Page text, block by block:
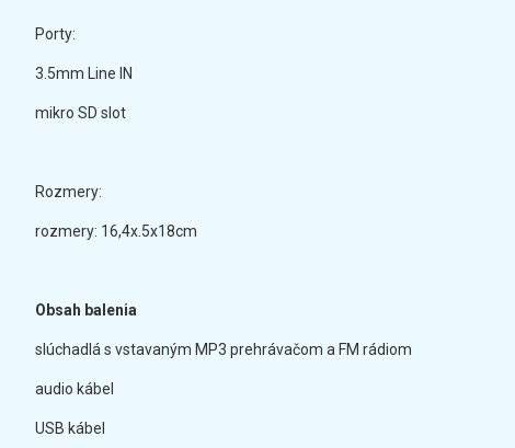
Porty:
3.5mm Line IN
mikro SD slot
Rozmery:
rozmery: 16,4x.5x18cm
Obsah balenia
slúchadlá s vstavaným MP3 prehrávačom a FM rádiom
audio kábel
USB kábel